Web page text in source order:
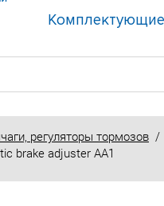
регуляторы тормозов /
brake adjuster AA1